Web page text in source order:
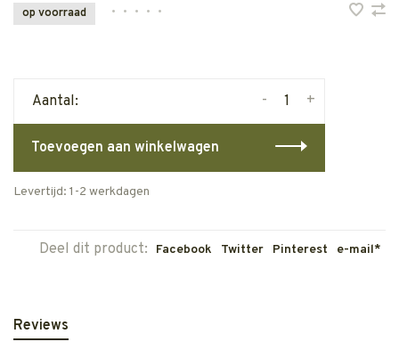
op voorraad • • • • •
Aantal: +
-
Toevoegen aan winkelwagen
Levertijd: 1-2 werkdagen
Deel dit product: Facebook Twitter Pinterest e-mail*
Reviews